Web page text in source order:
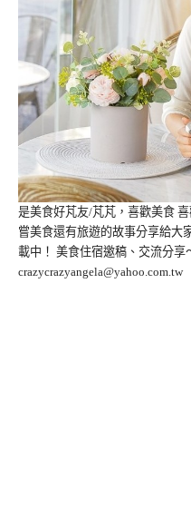
是美食好芃友/芃芃，喜歡美食
嘗美食還有旅遊的故事分享給大
載中！ 美食住宿邀稿、交流分享
crazycrazyangela@yahoo.com.tw